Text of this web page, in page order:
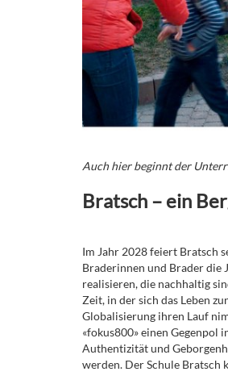
Auch hier beginnt der
Bratsch – ein
Im Jahr 2028 feiert Bratsch
Braderinnen und Brader die
realisieren, die nachhaltig
Zeit, in der sich das Leben
Globalisierung ihren Lauf
«fokus800» einen Gegenpol
Authentizität und
werden. Der Schule Bratsch